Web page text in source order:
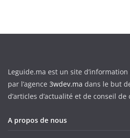
Leguide.ma est un site
par l’agence 3wdev.ma dans le but
d’articles d’actualité et de conseil de
A propos de nous